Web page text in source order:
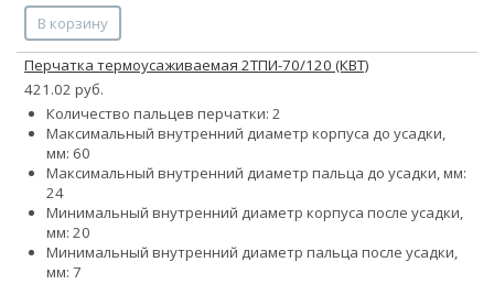
В корзину
Перчатка термоусаживаемая 2ТПИ-70/120 (КВТ)
421.02 руб.
Количество пальцев перчатки: 2
Максимальный внутренний диаметр корпуса до усадки,
мм: 60
Максимальный внутренний диаметр пальца до усадки, мм:
24
Минимальный внутренний диаметр корпуса после усадки,
мм: 20
Минимальный внутренний диаметр пальца после усадки,
мм: 7